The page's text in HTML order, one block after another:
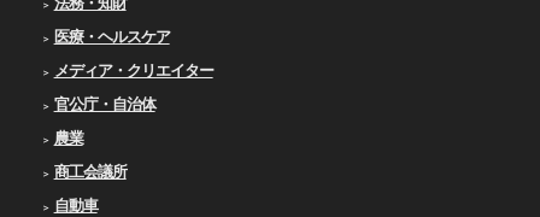
医療・ヘルスケア
メディア・クリエイター
官公庁・自治体
農業
商工会議所
自動車